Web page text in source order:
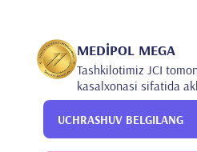
MEDİPOL MEGA
Tashkilotimiz JCI
kasalxonasi sifatida
UCHRASHUV BELGILANG